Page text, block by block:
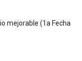
mejorable (1a Fecha